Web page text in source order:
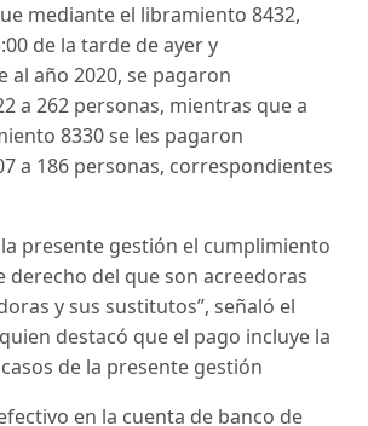
mediante el libramiento 8432,
de la tarde de ayer y
al año 2020, se pagaron
a 262 personas, mientras que a
8330 se les pagaron
a 186 personas, correspondientes
presente gestión el cumplimiento
derecho del que son acreedoras
y sus sustitutos”, señaló el
destacó que el pago incluye la
de la presente gestión
en la cuenta de banco de